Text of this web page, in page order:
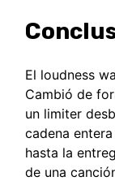
El loudness
Cambió de
un limiter
cadena
hasta la
de una